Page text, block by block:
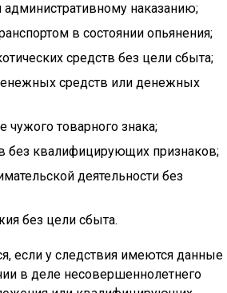
наказанию;
в состоянии опьянения;
средств без цели сбыта;
средств или денежных
чужого товарного знака;
без квалифицирующих признаков;
деятельности без
без цели сбыта.
если у следствия имеются данные
в деле несовершеннолетнего